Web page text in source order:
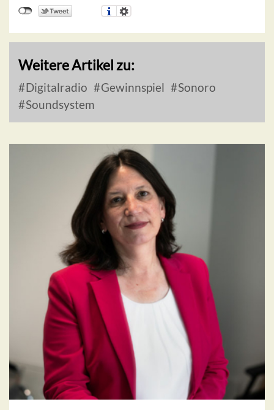
Weitere Artikel zu:
Digitalradio Gewinnspiel
Sonoro
Soundsystem